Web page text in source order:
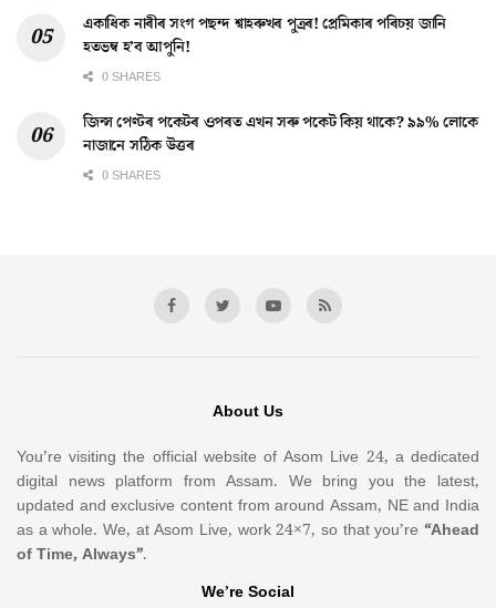
একাধিক নাৰীৰ সংগ পছন্দ শ্বাহৰুখৰ পুত্ৰৰ! প্ৰেমিকাৰ পৰিচয় জানি
হতভম্ব হ’ব আপুনি!
0 SHARES
জিন্স পেণ্টৰ পকেটৰ ওপৰত এখন সৰু পকেট কিয় থাকে? ৯৯% লোকে
নাজানে সঠিক উত্তৰ
0 SHARES
About Us
You’re visiting the official website of Asom Live 24, a dedicated
digital news platform from Assam. We bring you the latest,
updated and exclusive content from around Assam, NE and India
as a whole. We, at Asom Live, work 24×7, so that you’re “Ahead
of Time, Always”.
We’re Social